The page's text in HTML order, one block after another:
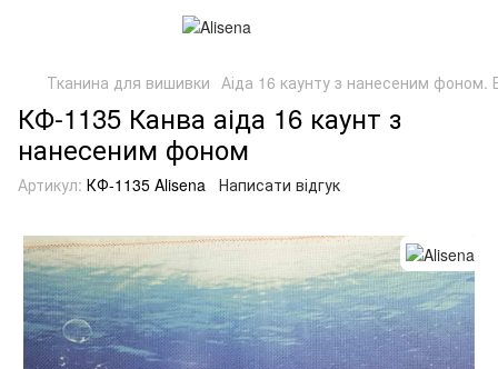
Тканина для вишивки Аіда 16 каунту з нанесеним фоном.
КФ-1135 Канва аіда 16 каунт з
нанесеним фоном
Артикул: КФ-1135 Alisena Написати відгук